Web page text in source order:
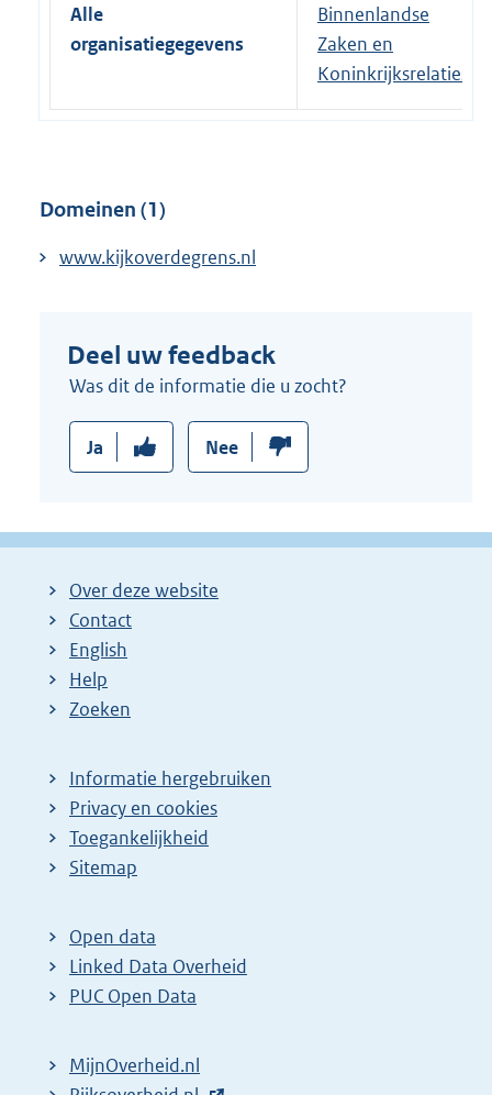
Alle
organisatiegegevens
Binnenlandse
Zaken en
Koninkrijksrelaties
Domeinen (1)
www.kijkoverdegrens.nl
Deel uw feedback
Was dit de informatie die u zocht?
Ja Nee
Over deze website
Contact
English
Help
Zoeken
Informatie hergebruiken
Privacy en cookies
Toegankelijkheid
Sitemap
Open data
Linked Data Overheid
PUC Open Data
MijnOverheid.nl